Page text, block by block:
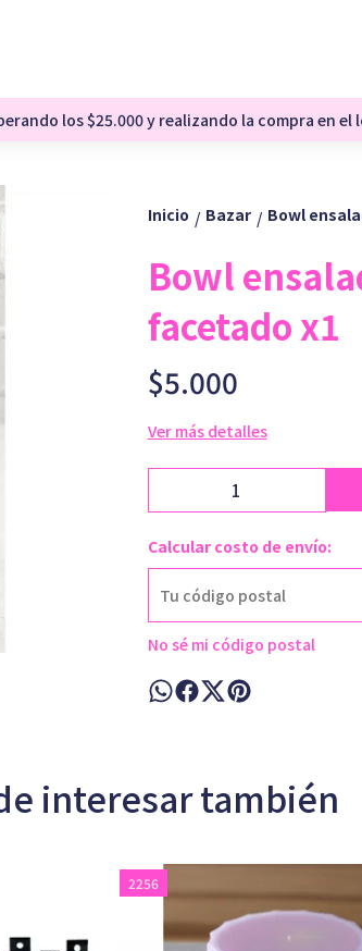
los $25.000 y realizando la compra en el
Inicio / Bazar / Bowl
Bowl
facetado x1
$5.000
Ver más detalles
Calcular costo de envío:
No sé mi código postal
interesar también
2256